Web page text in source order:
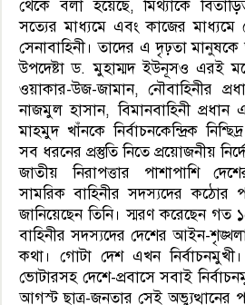
থেকে বলা হয়েছে, মিথ্যাকে
সত্যের মাধ্যমে এবং কাজের মাধ্যমে
সেনাবাহিনী। তাদের এ দৃঢ়তা
উপদেষ্টা ড. মুহাম্মদ ইউনূসও এরই
ওয়াকার-উজ-জামান, নৌবাহিনীর
নাজমুল হাসান, বিমানবাহিনী প্রধান
মাহমুদ খাঁনকে নির্বাচনকেন্দ্রিক
সব ধরনের প্রস্তুতি নিতে প্রয়োজনীয়
জাতীয় নিরাপত্তার পাশাপাশি
সামরিক বাহিনীর সদস্যদের কঠোর
জানিয়েছেন তিনি। স্মরণ করেছেন
বাহিনীর সদস্যদের দেশের আইন-
কথা। গোটা দেশ এখন নির্বাচনমুখী।
ভোটারসহ দেশে-প্রবাসে সবাই
আগস্ট ছাত্র-জনতার সেই অভ্যুত্থানের